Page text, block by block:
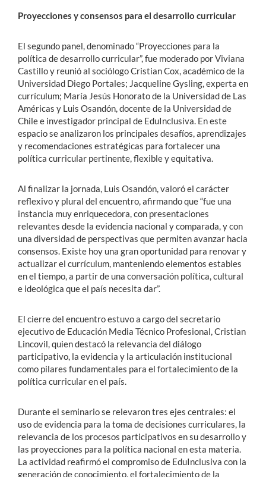
Proyecciones y consensos para el desarrollo curricular
El segundo panel, denominado “Proyecciones para la
política de desarrollo curricular”, fue moderado por Viviana
Castillo y reunió al sociólogo Cristian Cox, académico de la
Universidad Diego Portales; Jacqueline Gysling, experta en
currículum; María Jesús Honorato de la Universidad de Las
Américas y Luis Osandón, docente de la Universidad de
Chile e investigador principal de EduInclusiva. En este
espacio se analizaron los principales desafíos, aprendizajes
y recomendaciones estratégicas para fortalecer una
política curricular pertinente, flexible y equitativa.
Al finalizar la jornada, Luis Osandón, valoró el carácter
reflexivo y plural del encuentro, afirmando que “fue una
instancia muy enriquecedora, con presentaciones
relevantes desde la evidencia nacional y comparada, y con
una diversidad de perspectivas que permiten avanzar hacia
consensos. Existe hoy una gran oportunidad para renovar y
actualizar el currículum, manteniendo elementos estables
en el tiempo, a partir de una conversación política, cultural
e ideológica que el país necesita dar”.
El cierre del encuentro estuvo a cargo del secretario
ejecutivo de Educación Media Técnico Profesional, Cristian
Lincovil, quien destacó la relevancia del diálogo
participativo, la evidencia y la articulación institucional
como pilares fundamentales para el fortalecimiento de la
política curricular en el país.
Durante el seminario se relevaron tres ejes centrales: el
uso de evidencia para la toma de decisiones curriculares, la
relevancia de los procesos participativos en su desarrollo y
las proyecciones para la política nacional en esta materia.
La actividad reafirmó el compromiso de EduInclusiva con la
generación de conocimiento, el fortalecimiento de la